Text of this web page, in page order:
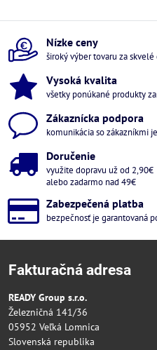
Nízke ceny
široký výber tovaru za
Vysoká kvalita
všetky ponúkané produkty
Zákaznícka podpora
komunikácia so zákazníkmi
Doručenie
využite dopravu už od 2,90€
alebo zadarmo nad 49€
Zabezpečená platba
bezpečnosť je garantovaná
Fakturačná adresa
READY Group s.r.o.
Železničná 141/36
05952 Veľká Lomnica
Slovenská republika